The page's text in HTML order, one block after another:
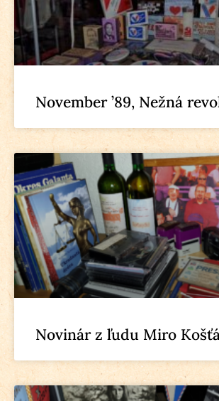
November ’89, Nežná
Novinár z ľudu Miro